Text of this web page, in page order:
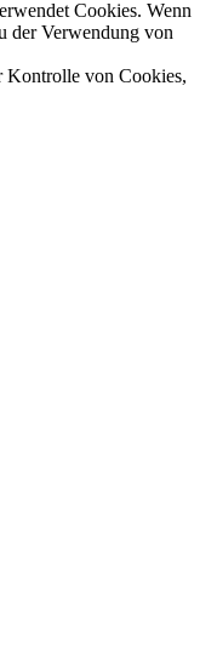
Cookies. Wenn
der Verwendung von
Kontrolle von Cookies,